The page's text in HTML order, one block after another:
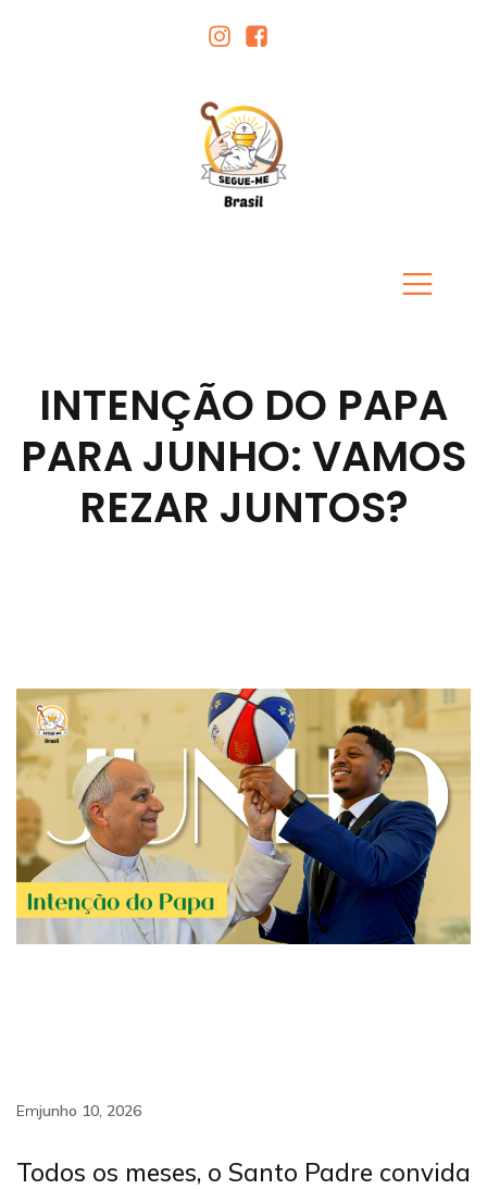
INTENÇÃO DO PAPA
PARA JUNHO: VAMOS
REZAR JUNTOS?
Emjunho 10, 2026
Todos os meses, o Santo Padre convida